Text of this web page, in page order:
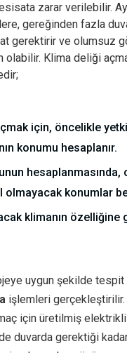
zarar verilebilir.
gereğinden fazla
gerektirir ve olumsuz
olabilir. Klima deliği
için, öncelikle
konumu hesaplanır.
hesaplanmasında,
olmayacak konumlar
klimanın özelliğine
uygun şekilde
işlemleri gerçekleştirilir.
için üretilmiş
duvarda gerektiği